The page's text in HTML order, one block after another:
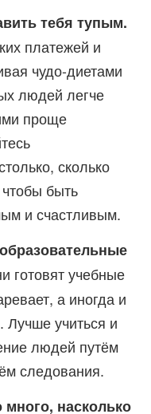
тебя тупым.
платежей и
чудо-диетами
людей легче
проще
сколько
быть
и счастливым.
готовят учебные
а иногда и
Лучше учиться и
людей путём
следования.
много, насколько